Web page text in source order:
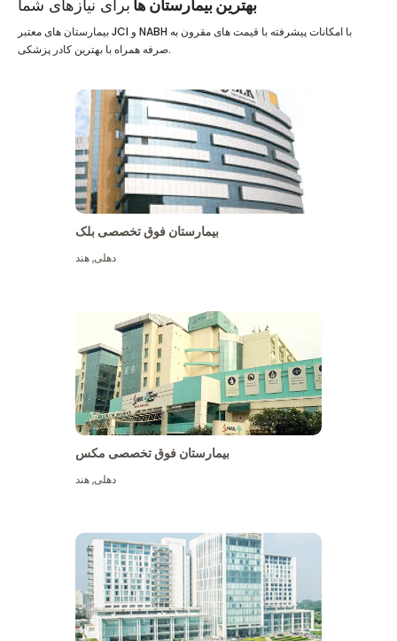
بهترین بیمارستان ها برای نیازهای شما
بیمارستان های معتبر JCI و NABH با امکانات پیشرفته با قیمت های مقرون به
صرفه همراه با بهترین کادر پزشکی.
بیمارستان فوق تخصصی بلک
دهلی,هند
بیمارستان فوق تخصصی مکس
دهلی,هند